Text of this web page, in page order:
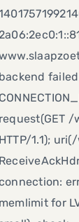
backend
request(GET
HTTP/1.1);
memlimit for